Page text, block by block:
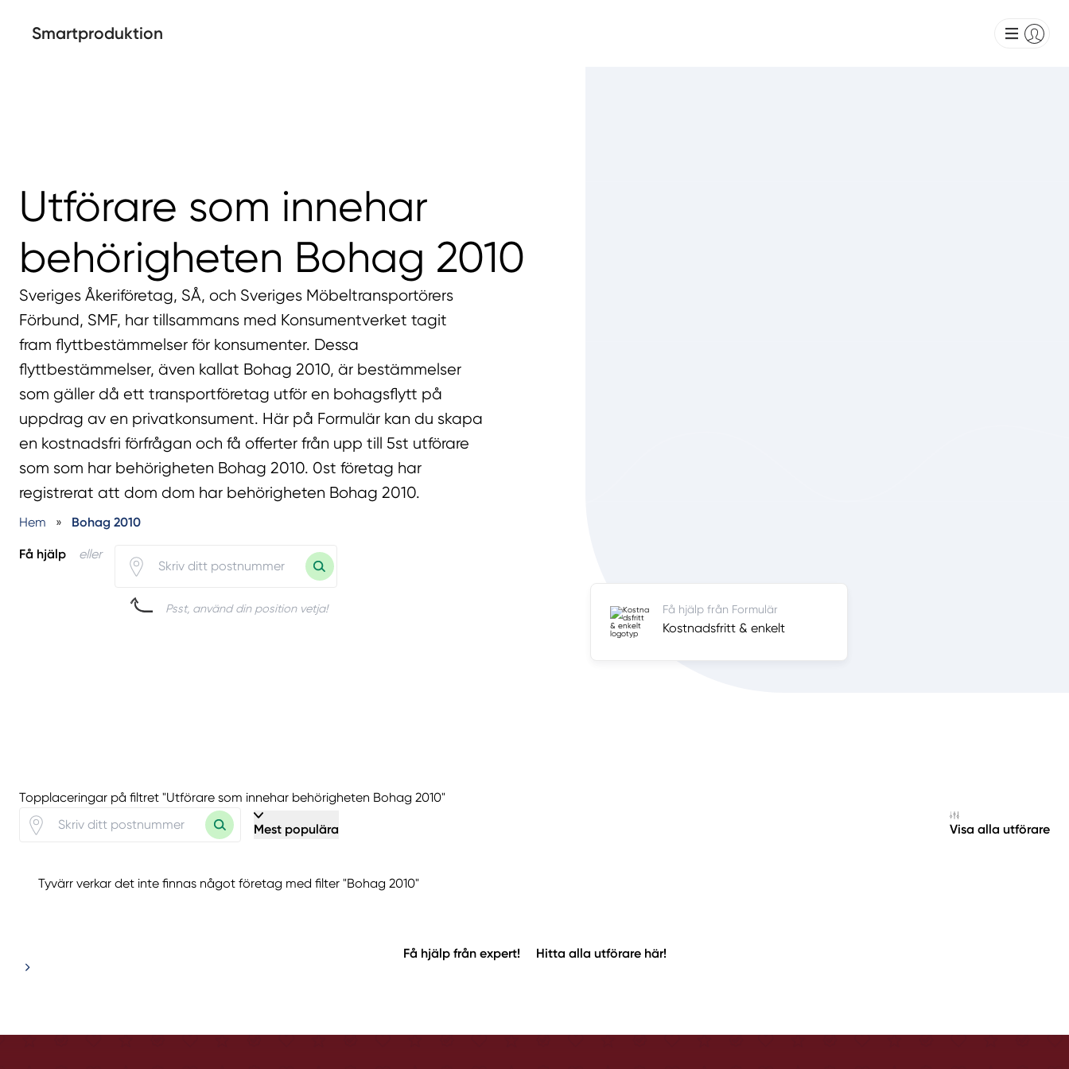
Smartproduktion
Utförare som innehar
behörigheten Bohag 2010
Sveriges Åkeriföretag, SÅ, och Sveriges Möbeltransportörers
Förbund, SMF, har tillsammans med Konsumentverket tagit
fram flyttbestämmelser för konsumenter. Dessa
flyttbestämmelser, även kallat Bohag 2010, är bestämmelser
som gäller då ett transportföretag utför en bohagsflytt på
uppdrag av en privatkonsument. Här på Formulär kan du skapa
en kostnadsfri förfrågan och få offerter från upp till 5st utförare
som som har behörigheten Bohag 2010. 0st företag har
registrerat att dom dom har behörigheten Bohag 2010.
Hem » Bohag 2010
Få hjälp eller
Psst, använd din position vetja! Få hjälp från Formulär
Kostnadsfritt & enkelt
Topplaceringar på filtret "Utförare som innehar behörigheten Bohag 2010"
Mest populära Visa alla utförare
Tyvärr verkar det inte finnas något företag med filter "Bohag 2010"
Få hjälp från expert! Hitta alla utförare här!